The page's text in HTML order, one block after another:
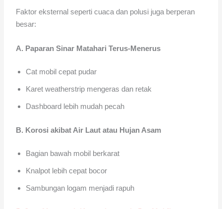
Faktor eksternal seperti cuaca dan polusi juga berperan
besar:
A. Paparan Sinar Matahari Terus-Menerus
Cat mobil cepat pudar
Karet weatherstrip mengeras dan retak
Dashboard lebih mudah pecah
B. Korosi akibat Air Laut atau Hujan Asam
Bagian bawah mobil berkarat
Knalpot lebih cepat bocor
Sambungan logam menjadi rapuh